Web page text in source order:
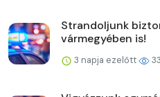
Strandoljunk
vármegyében is!
3 napja ezelőtt 33